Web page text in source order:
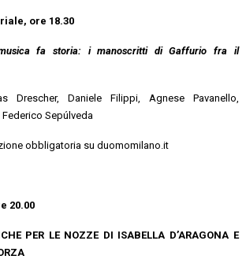
ore 18.30
fa storia: i manoscritti di Gaffurio fra il
Drescher, Daniele Filippi, Agnese Pavanello,
Sepúlveda
obbligatoria su duomomilano.it
20.00
PER LE NOZZE DI ISABELLA D’ARAGONA E